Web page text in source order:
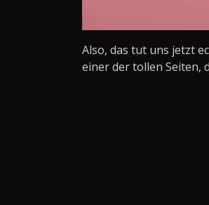
Also, das tut uns jetzt
einer der tollen Seiten,